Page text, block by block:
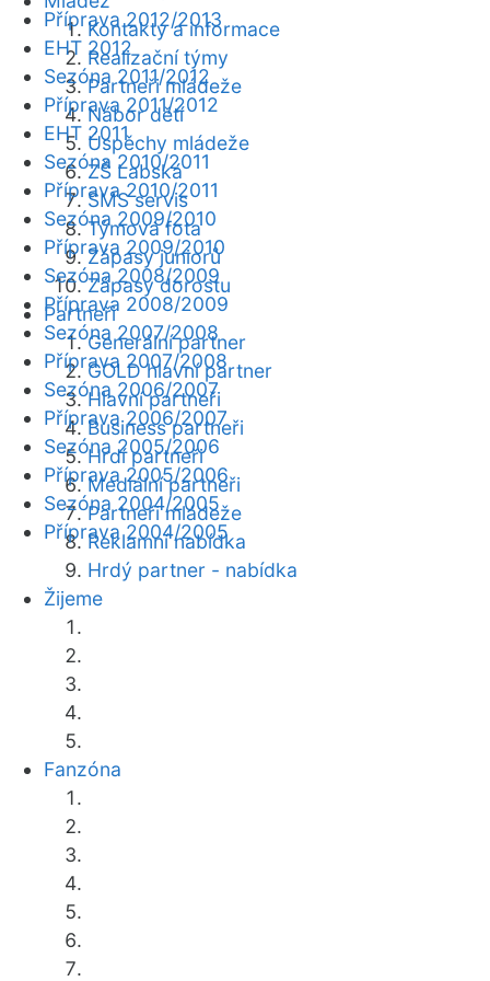
Kontakty a informace
Realizační týmy
Partneři mládeže
Nábor dětí
Úspěchy mládeže
ZŠ Labská
SMS servis
Týmová fota
Zápasy juniorů
Zápasy dorostu
Partneři
Generální partner
GOLD hlavní partner
Hlavní partneři
Business partneři
Hrdí partneři
Mediální partneři
Partneři mládeže
Reklamní nabídka
Hrdý partner - nabídka
Žijeme
Fanzóna
Příprava 2012/2013
EHT 2012
Sezóna 2011/2012
Příprava 2011/2012
EHT 2011
Sezóna 2010/2011
Příprava 2010/2011
Sezóna 2009/2010
Příprava 2009/2010
Sezóna 2008/2009
Příprava 2008/2009
Sezóna 2007/2008
Příprava 2007/2008
Sezóna 2006/2007
Příprava 2006/2007
Sezóna 2005/2006
Příprava 2005/2006
Sezóna 2004/2005
Příprava 2004/2005